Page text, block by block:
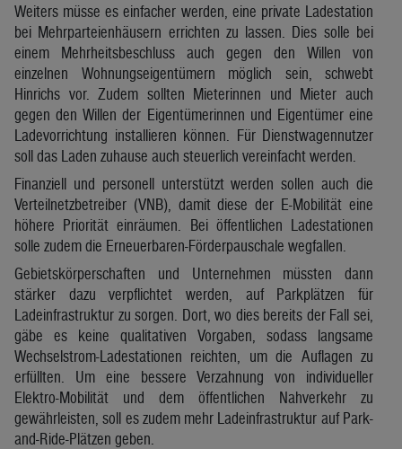
Weiters müsse es einfacher werden, eine private Ladestation
bei Mehrparteienhäusern errichten zu lassen. Dies solle bei
einem Mehrheitsbeschluss auch gegen den Willen von
einzelnen Wohnungseigentümern möglich sein, schwebt
Hinrichs vor. Zudem sollten Mieterinnen und Mieter auch
gegen den Willen der Eigentümerinnen und Eigentümer eine
Ladevorrichtung installieren können. Für Dienstwagennutzer
soll das Laden zuhause auch steuerlich vereinfacht werden.
Finanziell und personell unterstützt werden sollen auch die
Verteilnetzbetreiber (VNB), damit diese der E-Mobilität eine
höhere Priorität einräumen. Bei öffentlichen Ladestationen
solle zudem die Erneuerbaren-Förderpauschale wegfallen.
Gebietskörperschaften und Unternehmen müssten dann
stärker dazu verpflichtet werden, auf Parkplätzen für
Ladeinfrastruktur zu sorgen. Dort, wo dies bereits der Fall sei,
gäbe es keine qualitativen Vorgaben, sodass langsame
Wechselstrom-Ladestationen reichten, um die Auflagen zu
erfüllten. Um eine bessere Verzahnung von individueller
Elektro-Mobilität und dem öffentlichen Nahverkehr zu
gewährleisten, soll es zudem mehr Ladeinfrastruktur auf Park-
and-Ride-Plätzen geben.